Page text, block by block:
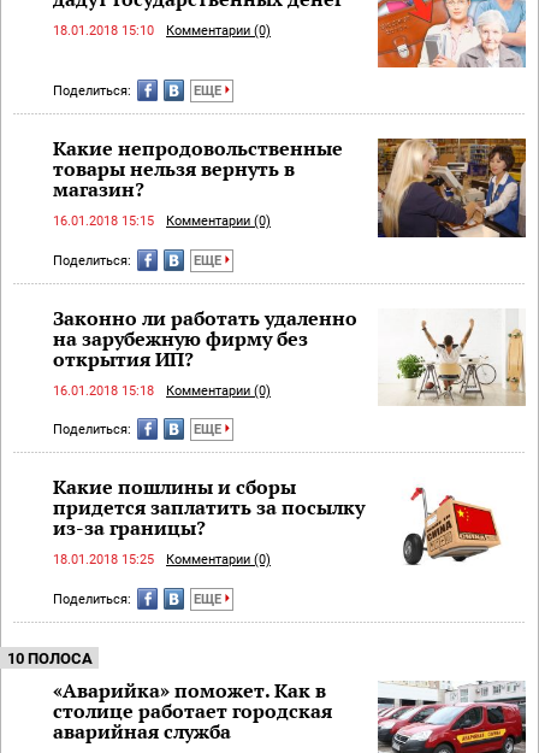
18.01.2018 15:10 Комментарии (0)
Поделиться: ЕЩЕ
Какие непродовольственные
товары нельзя вернуть в
магазин?
16.01.2018 15:15 Комментарии (0)
Поделиться: ЕЩЕ
Законно ли работать удаленно
на зарубежную фирму без
открытия ИП?
16.01.2018 15:18 Комментарии (0)
Поделиться: ЕЩЕ
Какие пошлины и сборы
придется заплатить за посылку
из-за границы?
18.01.2018 15:25 Комментарии (0)
Поделиться: ЕЩЕ
10 ПОЛОСА
«Аварийка» поможет. Как в
столице работает городская
аварийная служба